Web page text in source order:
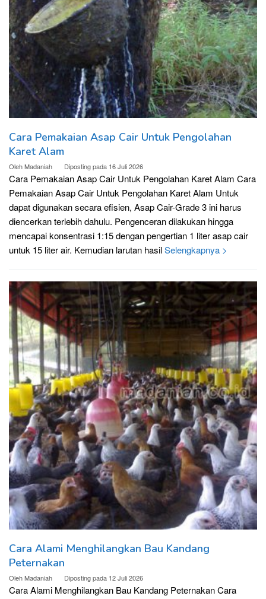
Cara Pemakaian Asap Cair Untuk Pengolahan
Karet Alam
OlehMadaniah Diposting pada 16 Juli 2026
Cara Pemakaian Asap Cair Untuk Pengolahan Karet Alam Cara
Pemakaian Asap Cair Untuk Pengolahan Karet Alam Untuk
dapat digunakan secara efisien, Asap Cair-Grade 3 ini harus
diencerkan terlebih dahulu. Pengenceran dilakukan hingga
mencapai konsentrasi 1:15 dengan pengertian 1 liter asap cair
untuk 15 liter air. Kemudian larutan hasilSelengkapnya >
Cara Alami Menghilangkan Bau Kandang
Peternakan
OlehMadaniah Diposting pada 12 Juli 2026
Cara Alami Menghilangkan Bau Kandang Peternakan Cara